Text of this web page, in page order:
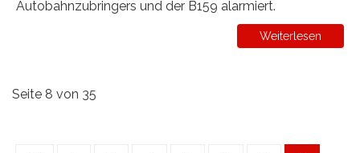
Autobahnzubringers und der B159 alarmiert.
Weiterlesen
Seite 8 von 35